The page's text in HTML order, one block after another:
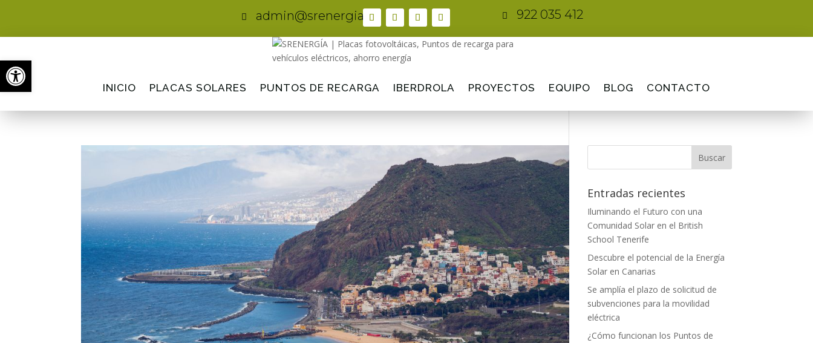
Abrir barra de herramientas
 admin@srenergia.es  922 035 412
INICIO PLACAS SOLARES PUNTOS DE RECARGA IBERDROLA PROYECTOS EQUIPO BLOG CONTACTO
Entradas recientes
Iluminando el Futuro con una
Comunidad Solar en el British
School Tenerife
Descubre el potencial de la Energía
Solar en Canarias
Se amplía el plazo de solicitud de
subvenciones para la movilidad
eléctrica
¿Cómo funcionan los Puntos de